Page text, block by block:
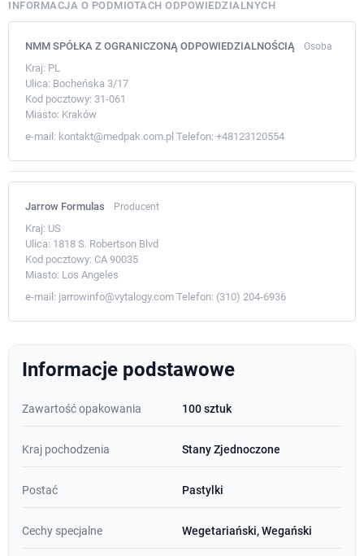
INFORMACJA O PODMIOTACH ODPOWIEDZIALNYCH
NMM SPÓŁKA Z OGRANICZONĄ ODPOWIEDZIALNOŚCIĄ Osoba
Kraj: PL
Ulica: Bocheńska 3/17
Kod pocztowy: 31-061
Miasto: Kraków
e-mail: kontakt@medpak.com.pl Telefon: +48123120554
Jarrow Formulas Producent
Kraj: US
Ulica: 1818 S. Robertson Blvd
Kod pocztowy: CA 90035
Miasto: Los Angeles
e-mail: jarrowinfo@vytalogy.com Telefon: (310) 204-6936
Informacje podstawowe
Zawartość opakowania 100 sztuk
Kraj pochodzenia Stany Zjednoczone
Postać Pastylki
Cechy specjalne Wegetariański, Wegański